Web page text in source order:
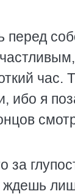
час.
ибо я
ждешь